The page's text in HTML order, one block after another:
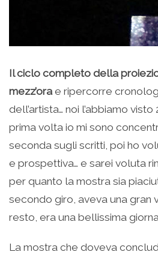
Il ciclo completo della
mezz’orae ripercorre
dell’artista… noi l’abbiamo
prima volta io mi sono
seconda sugli scritti, poi ho
e prospettiva… e sarei voluta
per quanto la mostra sia
secondo giro, aveva una gran
resto, era una bellissima
La mostra che doveva